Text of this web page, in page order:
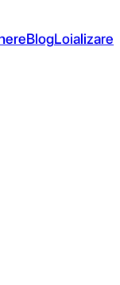
BlogLoializare